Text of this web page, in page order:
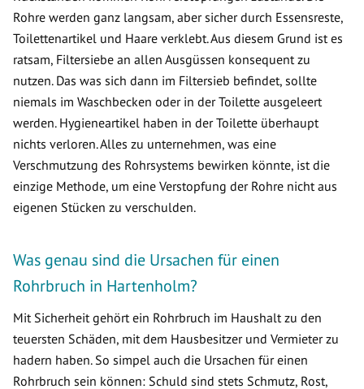
Rohre werden ganz langsam, aber sicher durch Essensreste,
Toilettenartikel und Haare verklebt. Aus diesem Grund ist es
ratsam, Filtersiebe an allen Ausgüssen konsequent zu
nutzen. Das was sich dann im Filtersieb befindet, sollte
niemals im Waschbecken oder in der Toilette ausgeleert
werden. Hygieneartikel haben in der Toilette überhaupt
nichts verloren. Alles zu unternehmen, was eine
Verschmutzung des Rohrsystems bewirken könnte, ist die
einzige Methode, um eine Verstopfung der Rohre nicht aus
eigenen Stücken zu verschulden.
Was genau sind die Ursachen für einen
Rohrbruch in Hartenholm?
Mit Sicherheit gehört ein Rohrbruch im Haushalt zu den
teuersten Schäden, mit dem Hausbesitzer und Vermieter zu
hadern haben. So simpel auch die Ursachen für einen
Rohrbruch sein können: Schuld sind stets Schmutz, Rost,